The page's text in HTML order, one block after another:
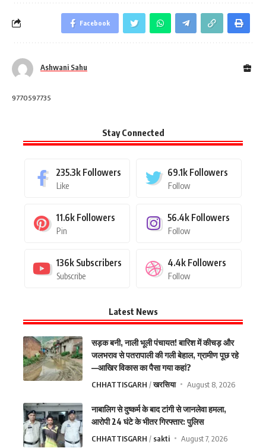
Facebook
Ashwani Sahu
9770597735
Stay Connected
235.3k Followers
Like
69.1k Followers
Follow
11.6k Followers
Pin
56.4k Followers
Follow
136k Subscribers
Subscribe
4.4k Followers
Follow
Latest News
सड़क बनी, नाली भूली पंचायत! बारिश में कीचड़ और
जलभराव से पतरापाली की गली बेहाल, ग्रामीण पूछ रहे
—आखिर विकास का पैसा गया कहां?
CHHATTISGARH खरसिया August 8, 2026
नाबालिग से दुष्कर्म के बाद टांगी से जानलेवा हमला,
आरोपी 24 घंटे के भीतर गिरफ्तार: पुलिस
CHHATTISGARH sakti August 7, 2026